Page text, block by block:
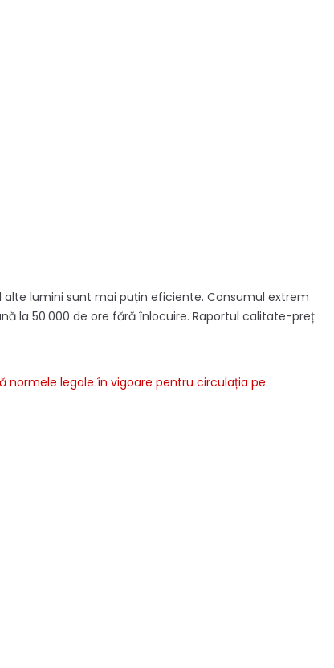
lumini sunt mai puțin eficiente. Consumul extrem
la 50.000 de ore fără înlocuire. Raportul calitate-preț
normele legale în vigoare pentru circulația pe